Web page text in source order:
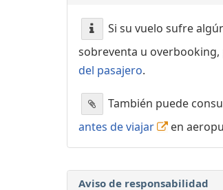
Si su vuelo sufre
sobreventa u
del pasajero.
También puede
antes de viajar
en
Aviso de responsabilidad